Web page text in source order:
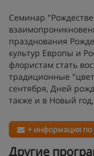
Семинар
празднования
культур Европы и
флористам стать
традиционные
сентября, Дней
также и в Новый
+ информация по
Другие